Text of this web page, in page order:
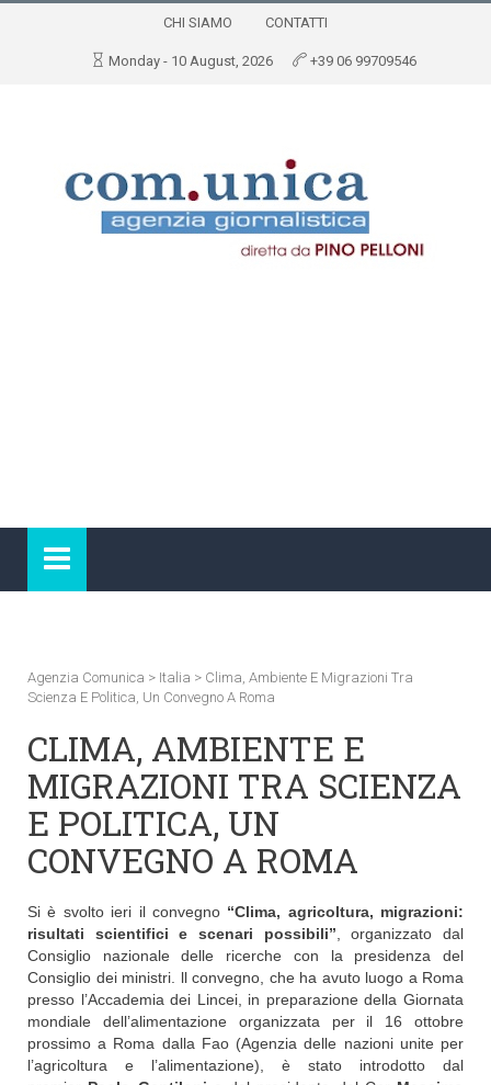
CHI SIAMO CONTATTI
Monday - 10 August, 2026 +39 06 99709546
Agenzia Comunica > Italia > Clima, Ambiente E Migrazioni Tra
Scienza E Politica, Un Convegno A Roma
CLIMA, AMBIENTE E
MIGRAZIONI TRA SCIENZA
E POLITICA, UN
CONVEGNO A ROMA
Si è svolto ieri il convegno “Clima, agricoltura, migrazioni:
risultati scientifici e scenari possibili” , organizzato dal
Consiglio nazionale delle ricerche con la presidenza del
Consiglio dei ministri. ll convegno, che ha avuto luogo a Roma
presso l’Accademia dei Lincei, in preparazione della Giornata
mondiale dell’alimentazione organizzata per il 16 ottobre
prossimo a Roma dalla Fao (Agenzia delle nazioni unite per
l’agricoltura e l’alimentazione), è stato introdotto dal